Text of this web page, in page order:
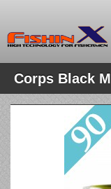
Corps Black